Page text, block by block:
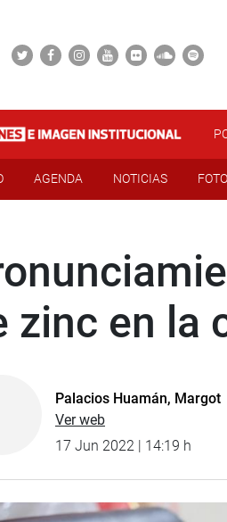
AGENDA NOTICIAS
zinc en la
Palacios Huamán, Margot
Ver web
17 Jun 2022 | 14:19 h